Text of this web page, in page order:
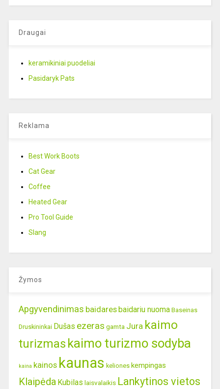
Draugai
keramikiniai puodeliai
Pasidaryk Pats
Reklama
Best Work Boots
Cat Gear
Coffee
Heated Gear
Pro Tool Guide
Slang
Žymos
Apgyvendinimas baidaresbaidariu nuoma Baseinas
Druskininkai Dušas ezeras gamta Jura kaimo
turizmas kaimo turizmo sodyba
kaina kainos kaunas keliones kempingas
Klaipėda Kubilas laisvalaikis Lankytinos vietos